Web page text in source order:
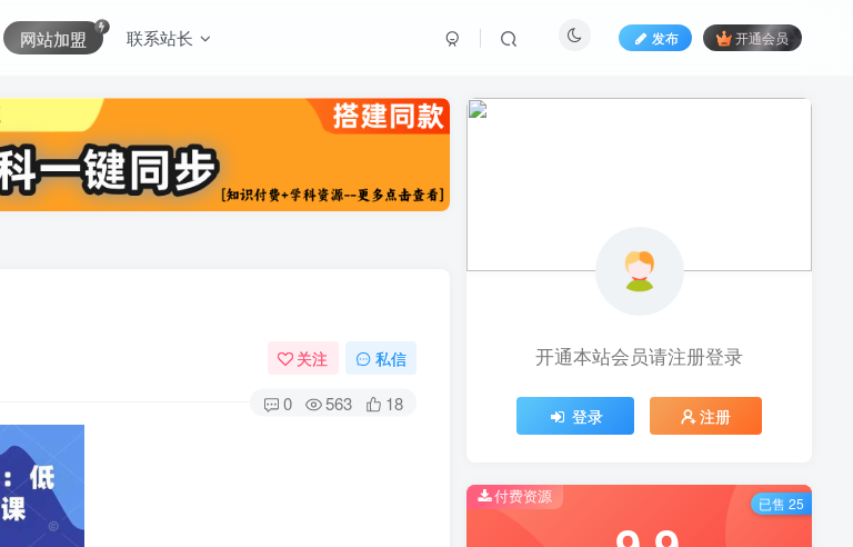
网站加盟 联系站长 发布 开通会员
关注 私信
0 563 18
开通本站会员请注册登录
登录 注册
付费资源 已售 25